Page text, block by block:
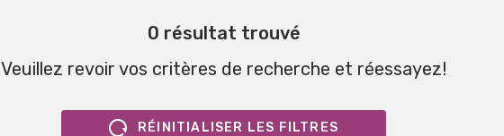
0 résultat trouvé
Veuillez revoir vos critères de recherche et réessayez!
RÉINITIALISER LES FILTRES